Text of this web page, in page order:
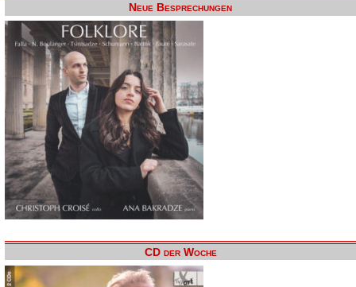
Neue Besprechungen
CD der Woche